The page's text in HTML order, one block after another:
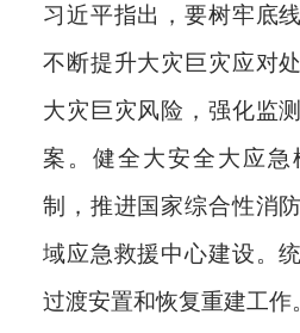
习近平指出，要树牢底
不断提升大灾巨灾应对
大灾巨灾风险，强化监
案。健全大安全大应
制，推进国家综合性消
域应急救援中心建设。
过渡安置和恢复重建工作